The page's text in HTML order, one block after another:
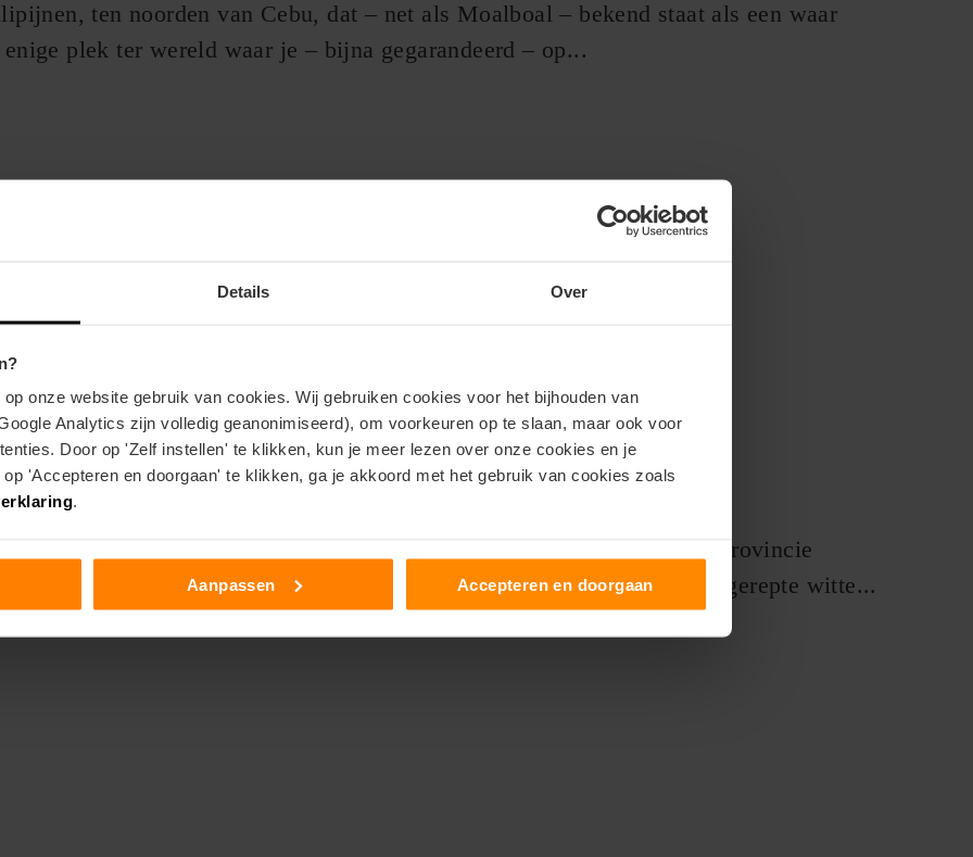
Details Over
onze website gebruik van cookies. Wij gebruiken cookies voor het bijhouden van
Analytics zijn volledig geanonimiseerd), om voorkeuren op te slaan, maar ook voor
Door op 'Zelf instellen' te klikken, kun je meer lezen over onze cookies en je
'Accepteren en doorgaan' te klikken, ga je akkoord met het gebruik van cookies zoals
.
Aanpassen Accepteren en doorgaan
ten noorden van Cebu, dat – net als Moalboal – bekend staat als een waar
plek ter wereld waar je – bijna gegarandeerd – op...
& Activiteiten
van het eiland Busuanga in de Filipijnen. De plaats behoort tot de provincie
turquoise lagunes, enorme kalkstenen rotsformaties en ongerepte witte...